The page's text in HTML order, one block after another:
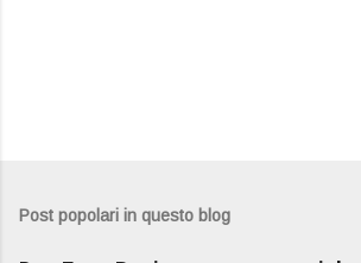
Post popolari in questo blog